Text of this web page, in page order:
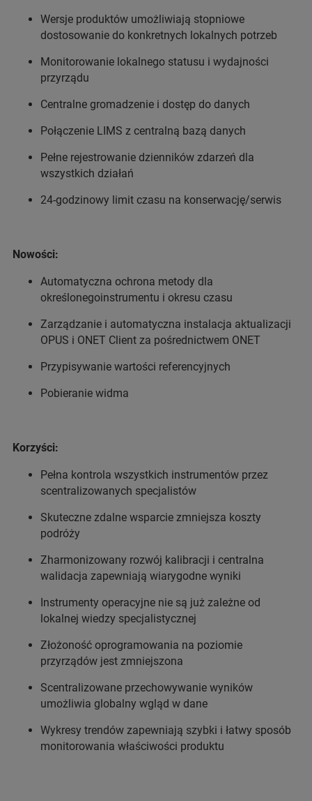
Wersje produktów umożliwiają stopniowe
dostosowanie do konkretnych lokalnych potrzeb
Monitorowanie lokalnego statusu i wydajności
przyrządu
Centralne gromadzenie i dostęp do danych
Połączenie LIMS z centralną bazą danych
Pełne rejestrowanie dzienników zdarzeń dla
wszystkich działań
24-godzinowy limit czasu na konserwację/serwis
Nowości:
Automatyczna ochrona metody dla
określonegoinstrumentu i okresu czasu
Zarządzanie i automatyczna instalacja aktualizacji
OPUS i ONET Client za pośrednictwem ONET
Przypisywanie wartości referencyjnych
Pobieranie widma
Korzyści:
Pełna kontrola wszystkich instrumentów przez
scentralizowanych specjalistów
Skuteczne zdalne wsparcie zmniejsza koszty
podróży
Zharmonizowany rozwój kalibracji i centralna
walidacja zapewniają wiarygodne wyniki
Instrumenty operacyjne nie są już zależne od
lokalnej wiedzy specjalistycznej
Złożoność oprogramowania na poziomie
przyrządów jest zmniejszona
Scentralizowane przechowywanie wyników
umożliwia globalny wgląd w dane
Wykresy trendów zapewniają szybki i łatwy sposób
monitorowania właściwości produktu